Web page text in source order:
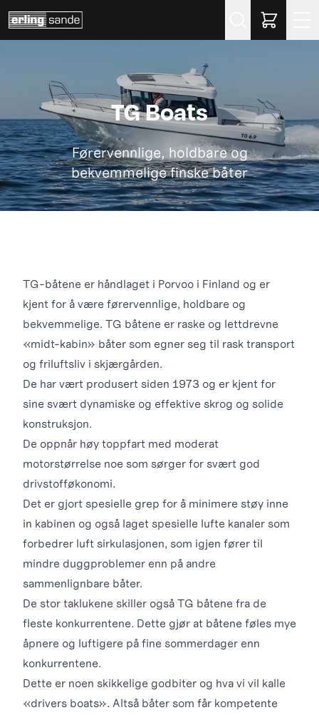
TG Boats
Førervennlige, holdbare og
bekvemmelige finske båter
TG-båtene er håndlaget i Porvoo i Finland og er
kjent for å være førervennlige, holdbare og
bekvemmelige. TG båtene er raske og lettdrevne
«midt-kabin» båter som egner seg til rask transport
og friluftsliv i skjærgården.
De har vært produsert siden 1973 og er kjent for
sine svært dynamiske og effektive skrog og solide
konstruksjon.
De oppnår høy toppfart med moderat
motorstørrelse noe som sørger for svært god
drivstofføkonomi.
Det er gjort spesielle grep for å minimere støy inne
in kabinen og også laget spesielle lufte kanaler som
forbedrer luft sirkulasjonen, som igjen fører til
mindre duggproblemer enn på andre
sammenlignbare båter.
De stor taklukene skiller også TG båtene fra de
fleste konkurrentene. Dette gjør at båtene føles mye
åpnere og luftigere på fine sommerdager enn
konkurrentene.
Dette er noen skikkelige godbiter og hva vi vil kalle
«drivers boats». Altså båter som får kompetente